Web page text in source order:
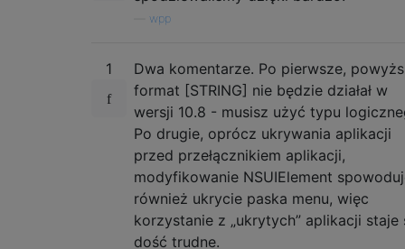
wpp
1
Dwa komentarze. Po pierwsze,
format [STRING] nie będzie działał w
wersji 10.8 - musisz użyć typu
Po drugie, oprócz ukrywania aplikacji
przed przełącznikiem aplikacji,
modyfikowanie NSUIElement
również ukrycie paska menu, więc
korzystanie z „ukrytych” aplikacji staje
dość trudne.